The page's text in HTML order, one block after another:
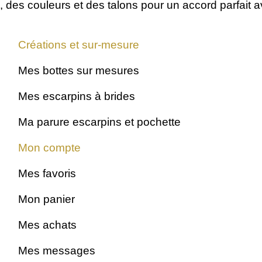
des couleurs et des talons pour un accord parfait
Créations et sur-mesure
Mes bottes sur mesures
Mes escarpins à brides
Ma parure escarpins et pochette
Mon compte
Mes favoris
Mon panier
Mes achats
Mes messages